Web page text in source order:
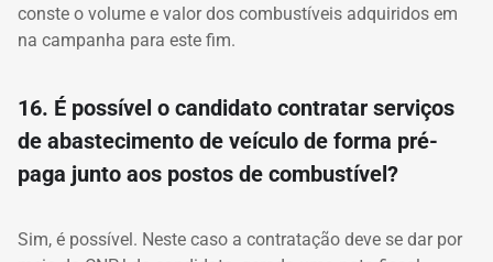
conste o volume e valor dos combustíveis adquiridos em
na campanha para este fim.
16. É possível o candidato contratar serviços
de abastecimento de veículo de forma pré-
paga junto aos postos de combustível?
Sim, é possível. Neste caso a contratação deve se dar por